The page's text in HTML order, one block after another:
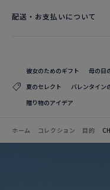
配送・お支払いについて
彼女のためのギフト 母の日
夏のセレクト
バレンタイン
贈り物のアイデア
ホーム コレクション 目的